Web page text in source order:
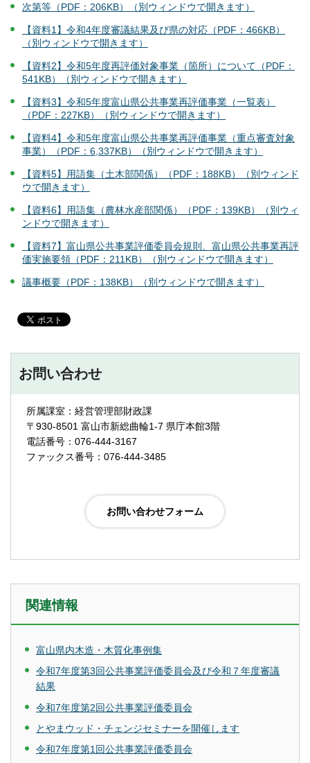
次第等（PDF：206KB）（別ウィンドウで開きます）
【資料1】令和4年度審議結果及び県の対応（PDF：466KB）
（別ウィンドウで開きます）
【資料2】令和5年度再評価対象事業（箇所）について（PDF：
541KB）（別ウィンドウで開きます）
【資料3】令和5年度富山県公共事業再評価事業（一覧表）
（PDF：227KB）（別ウィンドウで開きます）
【資料4】令和5年度富山県公共事業再評価事業（重点審査対象
事業）（PDF：6,337KB）（別ウィンドウで開きます）
【資料5】用語集（土木部関係）（PDF：188KB）（別ウィンド
ウで開きます）
【資料6】用語集（農林水産部関係）（PDF：139KB）（別ウィ
ンドウで開きます）
【資料7】富山県公共事業評価委員会規則、富山県公共事業再評
価実施要領（PDF：211KB）（別ウィンドウで開きます）
議事概要（PDF：138KB）（別ウィンドウで開きます）
お問い合わせ
所属課室：経営管理部財政課
〒930-8501 富山市新総曲輪1-7 県庁本館3階
電話番号：076-444-3167
ファックス番号：076-444-3485
関連情報
富山県内木造・木質化事例集
令和7年度第3回公共事業評価委員会及び令和７年度審議
結果
令和7年度第2回公共事業評価委員会
とやまウッド・チェンジセミナーを開催します
令和7年度第1回公共事業評価委員会